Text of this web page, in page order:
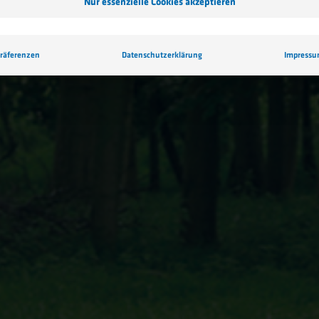
Datenschutzerklärung